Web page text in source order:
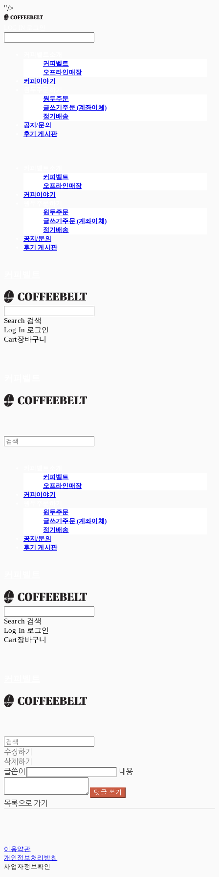
"/>
커피벨트
오프라인매장
커피이야기
원두주문
글쓰기주문 (계좌이체)
정기배송
공지/문의
후기 게시판
커피벨트
오프라인매장
커피이야기
원두주문
글쓰기주문 (계좌이체)
정기배송
공지/문의
후기 게시판
Search 검색
Log In 로그인
Cart장바구니
커피벨트
오프라인매장
커피이야기
원두주문
글쓰기주문 (계좌이체)
정기배송
공지/문의
후기 게시판
Search 검색
Log In 로그인
Cart장바구니
수정하기
삭제하기
글쓴이
내용
댓글 쓰기
목록으로 가기
이용약관
개인정보처리방침
사업자정보확인